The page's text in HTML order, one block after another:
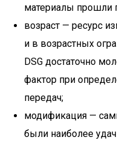
материалы прошли
возраст — ресурс
и в возрастных
DSG достаточно
фактор при
передач;
модификация —
были наиболее